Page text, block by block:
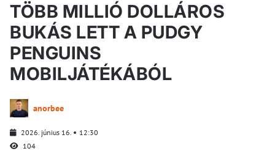
TÖBB MILLIÓ DOLLÁROS
BUKÁS LETT A PUDGY
PENGUINS
MOBILJÁTÉKÁBÓL
anorbee
2026. június 16.
12:30
104